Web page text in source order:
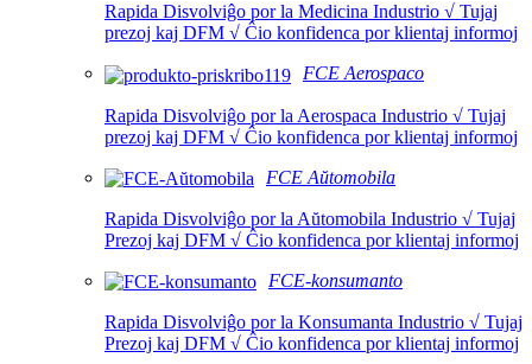
Rapida Disvolviĝo por la Medicina Industrio √ Tujaj
prezoj kaj DFM √ Ĉio konfidenca por klientaj informoj
FCE Aerospaco
Rapida Disvolviĝo por la Aerospaca Industrio √ Tujaj
prezoj kaj DFM √ Ĉio konfidenca por klientaj informoj
FCE Aŭtomobila
Rapida Disvolviĝo por la Aŭtomobila Industrio √ Tujaj
Prezoj kaj DFM √ Ĉio konfidenca por klientaj informoj
FCE-konsumanto
Rapida Disvolviĝo por la Konsumanta Industrio √ Tujaj
Prezoj kaj DFM √ Ĉio konfidenca por klientaj informoj